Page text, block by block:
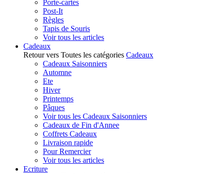
Porte-cartes
Post-It
Règles
Tapis de Souris
Voir tous les articles
Cadeaux
Retour vers Toutes les catégories Cadeaux
Cadeaux Saisonniers
Automne
Ete
Hiver
Printemps
Pâques
Voir tous les Cadeaux Saisonniers
Cadeaux de Fin d'Annee
Coffrets Cadeaux
Livraison rapide
Pour Remercier
Voir tous les articles
Ecriture